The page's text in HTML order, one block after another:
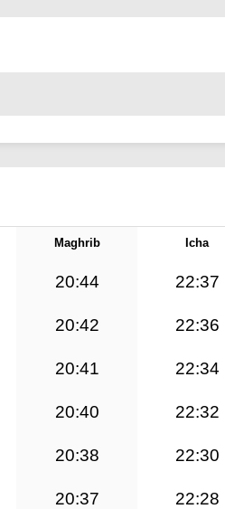
Maghrib Icha
20:44 22:37
20:42 22:36
20:41 22:34
20:40 22:32
20:38 22:30
20:37 22:28